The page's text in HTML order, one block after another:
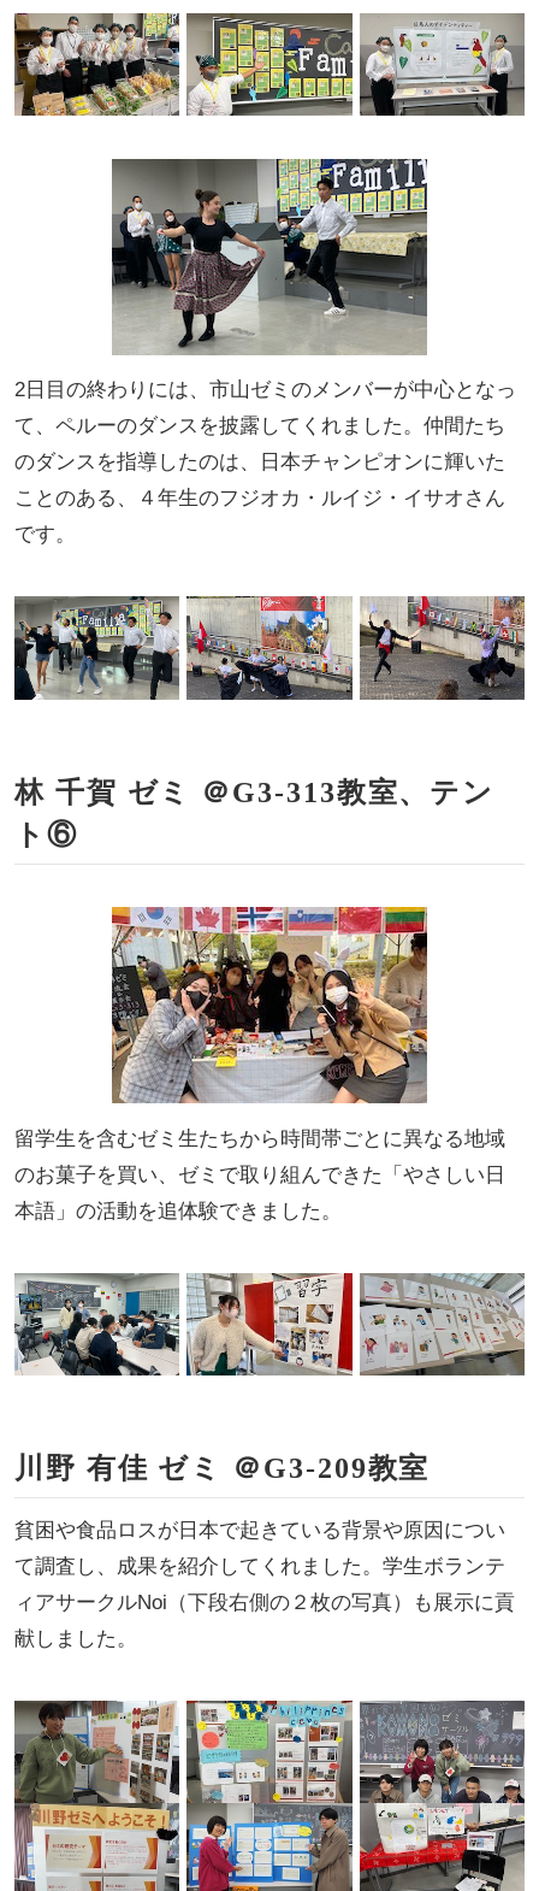
2日目の終わりには、市山ゼミのメンバーが中心となっ
て、ペルーのダンスを披露してくれました。仲間たち
のダンスを指導したのは、日本チャンピオンに輝いた
ことのある、４年生のフジオカ・ルイジ・イサオさん
です。
林 千賀 ゼミ ＠G3-313教室、テン
ト⑥
留学生を含むゼミ生たちから時間帯ごとに異なる地域
のお菓子を買い、ゼミで取り組んできた「やさしい日
本語」の活動を追体験できました。
川野 有佳 ゼミ ＠G3-209教室
貧困や食品ロスが日本で起きている背景や原因につい
て調査し、成果を紹介してくれました。学生ボランテ
ィアサークルNoi（下段右側の２枚の写真）も展示に貢
献しました。